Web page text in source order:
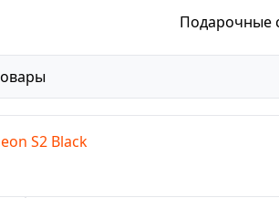
Подарочные
S2 Black